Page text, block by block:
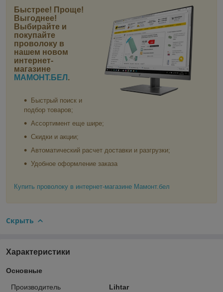
Быстрее! Проще!
Выгоднее!
Выбирайте и
покупайте
проволоку в
нашем новом
интернет-
магазине
МАМОНТ.БЕЛ .
Быстрый поиск и
подбор товаров;
Ассортимент еще шире;
Скидки и акции;
Автоматический расчет доставки и разгрузки;
Удобное оформление заказа
Купить проволоку в интернет-магазине Мамонт.бел
Скрыть
Характеристики
Основные
Производитель
Lihtar